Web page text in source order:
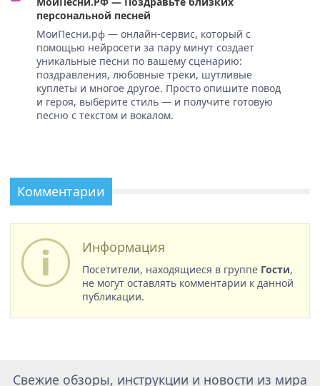
персональной песней
МоиПесни.рф — онлайн-сервис, который с
помощью нейросети за пару минут создает
уникальные песни по вашему сценарию:
поздравления, любовные треки, шутливые
куплеты и многое другое. Просто опишите повод
и героя, выберите стиль — и получите готовую
песню с текстом и вокалом.
Комментарии
Информация
Посетители, находящиеся в группе Гости,
не могут оставлять комментарии к данной
публикации.
Свежие обзоры, инструкции и новости из мира